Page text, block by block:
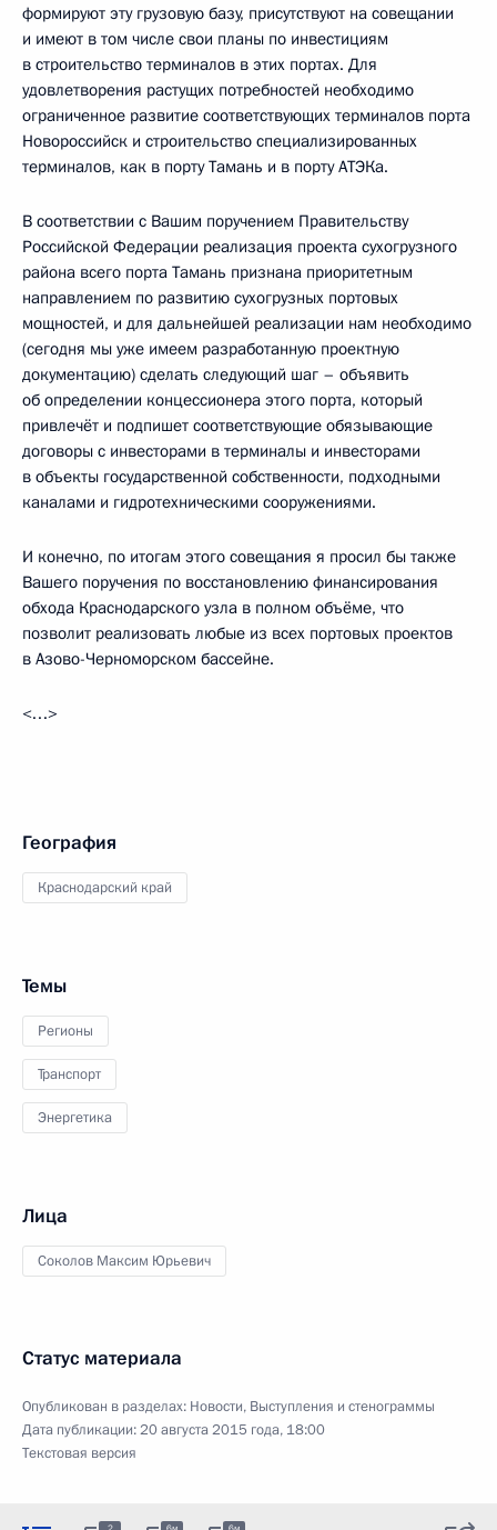
формируют эту грузовую базу, присутствуют на совещании
и имеют в том числе свои планы по инвестициям
в строительство терминалов в этих портах. Для
удовлетворения растущих потребностей необходимо
ограниченное развитие соответствующих терминалов порта
Новороссийск и строительство специализированных
терминалов, как в порту Тамань и в порту АТЭКа.
В соответствии с Вашим поручением Правительству
Российской Федерации реализация проекта сухогрузного
района всего порта Тамань признана приоритетным
направлением по развитию сухогрузных портовых
мощностей, и для дальнейшей реализации нам необходимо
(сегодня мы уже имеем разработанную проектную
документацию) сделать следующий шаг – объявить
об определении концессионера этого порта, который
привлечёт и подпишет соответствующие обязывающие
договоры с инвесторами в терминалы и инвесторами
в объекты государственной собственности, подходными
каналами и гидротехническими сооружениями.
И конечно, по итогам этого совещания я просил бы также
Вашего поручения по восстановлению финансирования
обхода Краснодарского узла в полном объёме, что
позволит реализовать любые из всех портовых проектов
в Азово-Черноморском бассейне.
<…>
География
Краснодарский край
Темы
Регионы
Транспорт
Энергетика
Лица
Соколов Максим Юрьевич
Статус материала
Опубликован в разделах: Новости, Выступления и стенограммы
Дата публикации:20 августа 2015 года, 18:00
Текстовая версия